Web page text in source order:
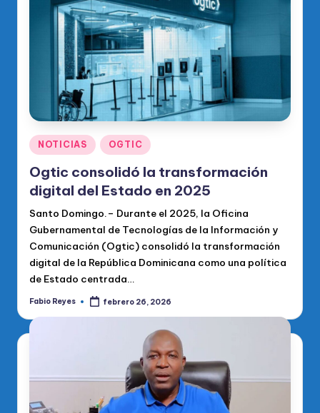
fi
ci
al
d
el
P
R
M
Publicado
en
NOTICIAS OGTIC
Ogtic consolidó la transformación
digital del Estado en 2025
Santo Domingo.– Durante el 2025, la Oficina
Gubernamental de Tecnologías de la Información y
Comunicación (Ogtic) consolidó la transformación
digital de la República Dominicana como una política
de Estado centrada…
Publicado
Fabio Reyes febrero 26, 2026